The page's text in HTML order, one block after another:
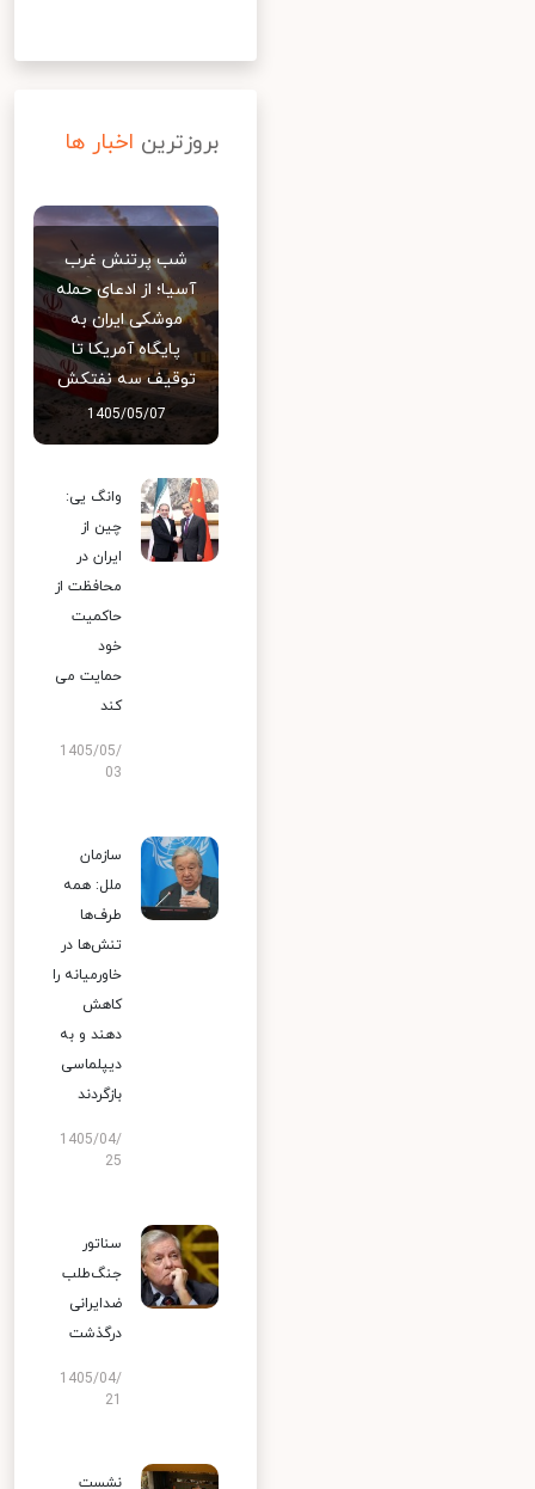
بروزترین اخبار ها
شب پرتنش غرب
آسیا؛ از ادعای حمله
موشکی ایران به
پایگاه آمریکا تا
توقیف سه نفتکش
1405/05/07
وانگ یی:
چین از
ایران در
محافظت از
حاکمیت
خود
حمایت می
کند
1405/05/
03
سازمان
ملل: همه
طرف‌ها
تنش‌ها در
خاورمیانه را
کاهش
دهند و به
دیپلماسی
بازگردند
1405/04/
25
سناتور
جنگ‌طلب
ضدایرانی
درگذشت
1405/04/
نشست